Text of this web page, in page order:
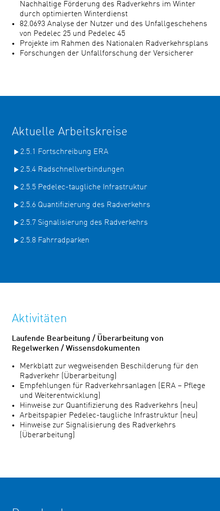
Nachhaltige Förderung des Radverkehrs im Winter
durch optimierten Winterdienst
82.0693 Analyse der Nutzer und des Unfallgeschehens
von Pedelec 25 und Pedelec 45
Projekte im Rahmen des Nationalen Radverkehrsplans
Forschungen der Unfallforschung der Versicherer
Aktuelle Arbeitskreise
2.5.1 Fortschreibung ERA
2.5.4 Radschnellverbindungen
2.5.5 Pedelec-taugliche Infrastruktur
2.5.6 Quantifizierung des Radverkehrs
2.5.7 Signalisierung des Radverkehrs
2.5.8 Fahrradparken
Aktivitäten
Laufende Bearbeitung / Überarbeitung von
Regelwerken / Wissensdokumenten
Merkblatt zur wegweisenden Beschilderung für den
Radverkehr (Überarbeitung)
Empfehlungen für Radverkehrsanlagen (ERA – Pflege
und Weiterentwicklung)
Hinweise zur Quantifizierung des Radverkehrs (neu)
Arbeitspapier Pedelec-taugliche Infrastruktur (neu)
Hinweise zur Signalisierung des Radverkehrs
(Überarbeitung)